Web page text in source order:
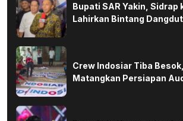
Bupati SAR Yakin, Sidrap
Lahirkan Bintang Dangdut
Crew Indosiar Tiba
Matangkan Persiapan